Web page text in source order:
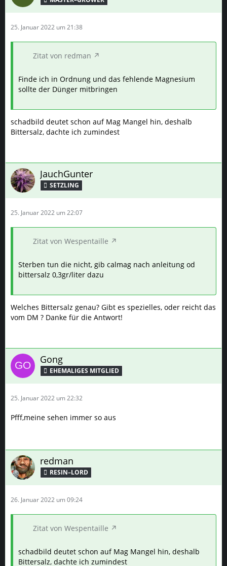
25. Januar 2022 um 21:38
Zitat von redman
Finde ich in Ordnung und das fehlende Magnesium
sollte der Dünger mitbringen
schadbild deutet schon auf Mag Mangel hin, deshalb
Bittersalz, dachte ich zumindest
JauchGunter
SETZLING
25. Januar 2022 um 22:07
Zitat von Wespentaille
Sterben tun die nicht, gib calmag nach anleitung od
bittersalz 0,3gr/liter dazu
Welches Bittersalz genau? Gibt es spezielles, oder reicht das
vom DM ? Danke für die Antwort!
Gong
25. Januar 2022 um 22:32
Pfff,meine sehen immer so aus
redman
RESIN–LORD
26. Januar 2022 um 09:24
Zitat von Wespentaille
schadbild deutet schon auf Mag Mangel hin, deshalb
Bittersalz, dachte ich zumindest